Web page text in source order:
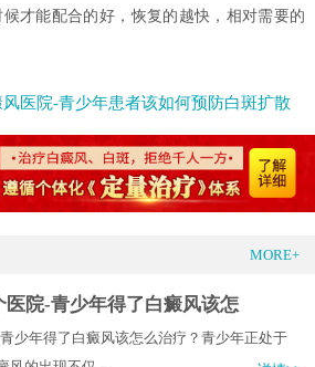
才能配合的好，恢复的越快，相对需要的
医院-青少年患者该如何预防白斑扩散
MORE+
医院-青少年得了白癜风该怎
少年得了白癜风该怎么治疗？青少年正处于